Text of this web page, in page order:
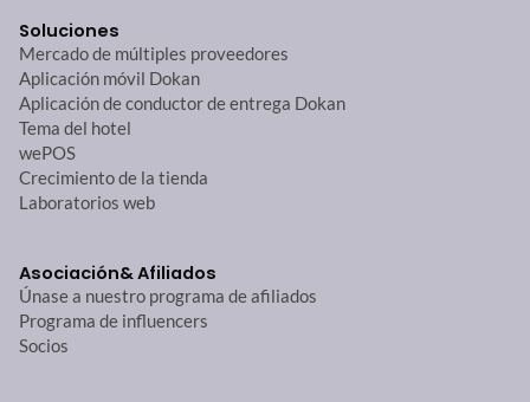
Soluciones
Mercado de múltiples proveedores
Aplicación móvil Dokan
Aplicación de conductor de entrega Dokan
Tema del hotel
wePOS
Crecimiento de la tienda
Laboratorios web
Asociación& Afiliados
Únase a nuestro programa de afiliados
Programa de influencers
Socios